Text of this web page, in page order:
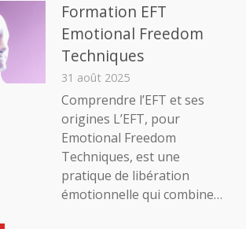
Formation EFT
Emotional Freedom
Techniques
31 août 2025
Comprendre l’EFT et ses
origines L’EFT, pour
Emotional Freedom
Techniques, est une
pratique de libération
émotionnelle qui combine…